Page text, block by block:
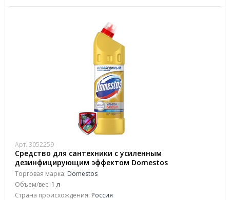
Арт. 3052259
Средство для сантехники с усиленным
дезинфицирующим эффектом Domestos
Ультраблеск 1 л
Торговая марка: Domestos
Объем/вес: 1 л
Страна происхождения: Россия